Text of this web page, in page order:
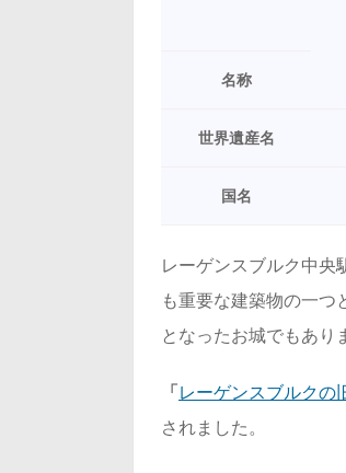
名称
世界遺産名
国名
レーゲンスブルク中央
も重要な建築物の一つ
となったお城でもあり
「 レーゲンスブルクの
されました。